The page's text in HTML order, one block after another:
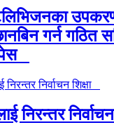
गर्न गठित
निरन्तर